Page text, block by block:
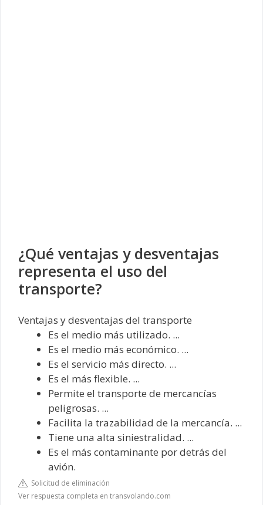
¿Qué ventajas y desventajas
representa el uso del
transporte?
Ventajas y desventajas del transporte
Es el medio más utilizado. ...
Es el medio más económico. ...
Es el servicio más directo. ...
Es el más flexible. ...
Permite el transporte de mercancías
peligrosas. ...
Facilita la trazabilidad de la mercancía. ...
Tiene una alta siniestralidad. ...
Es el más contaminante por detrás del
avión.
Solicitud de eliminación
Ver respuesta completa en transvolando.com